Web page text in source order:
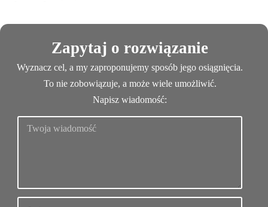
Zapytaj o rozwiązanie
Wyznacz cel, a my zaproponujemy sposób jego osiągnięcia.
To nie zobowiązuje, a może wiele umożliwić.
Napisz wiadomość: